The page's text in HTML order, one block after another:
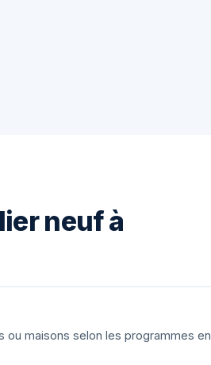
neuf à
ou maisons selon les programmes en